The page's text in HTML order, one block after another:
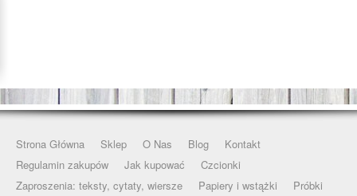
Strona Główna Sklep O Nas Blog
Kontakt
Regulamin zakupów
Jak kupować
Czcionki
Zaproszenia: teksty, cytaty, wiersze
Papiery i wstążki Próbki